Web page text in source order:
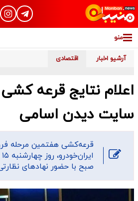
منو
آرشیو اخبار اقتصادی
اعلام نتایج قرعه
سایت دیدن اسامی
قرعه‌کشی هفتمین مرحله
صبح با حضور نهادهای